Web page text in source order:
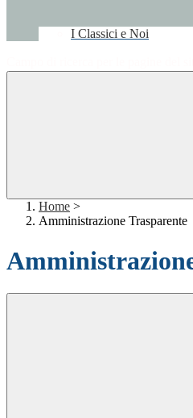
I Classici e Noi
Home >
Amministrazione Trasparente